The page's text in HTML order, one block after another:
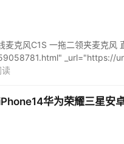
克风C1S 一拖二领夹麦克
_url="https://
华为荣耀三星